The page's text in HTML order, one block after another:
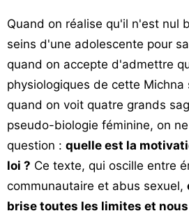
Quand on réalise qu'il n'est nul
seins d'une adolescente pour
quand on accepte d'admettre
physiologiques de cette
quand on voit quatre grands
pseudo-biologie féminine, on
question : quelle est la
loi ? Ce texte, qui oscille entre
communautaire et abus sexuel,
brise toutes les limites et